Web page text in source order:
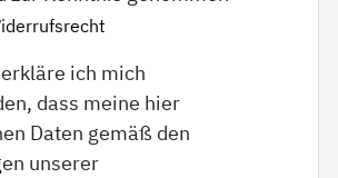
ich mich
dass meine hier
Daten gemäß den
unserer